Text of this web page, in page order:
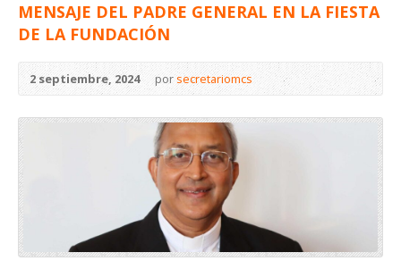
MENSAJE DEL PADRE GENERAL EN LA FIESTA
DE LA FUNDACIÓN
2 septiembre, 2024 porsecretariomcs